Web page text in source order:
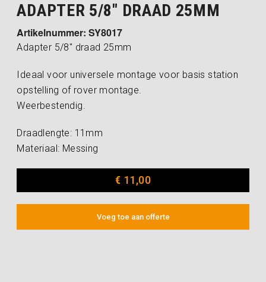
ADAPTER 5/8″ DRAAD 25MM
Artikelnummer: SY8017
Adapter 5/8″ draad 25mm
Ideaal voor universele montage voor basis station
opstelling of rover montage.
Weerbestendig.
Draadlengte: 11mm
Materiaal: Messing
€ 11,00
Voeg toe aan offerte